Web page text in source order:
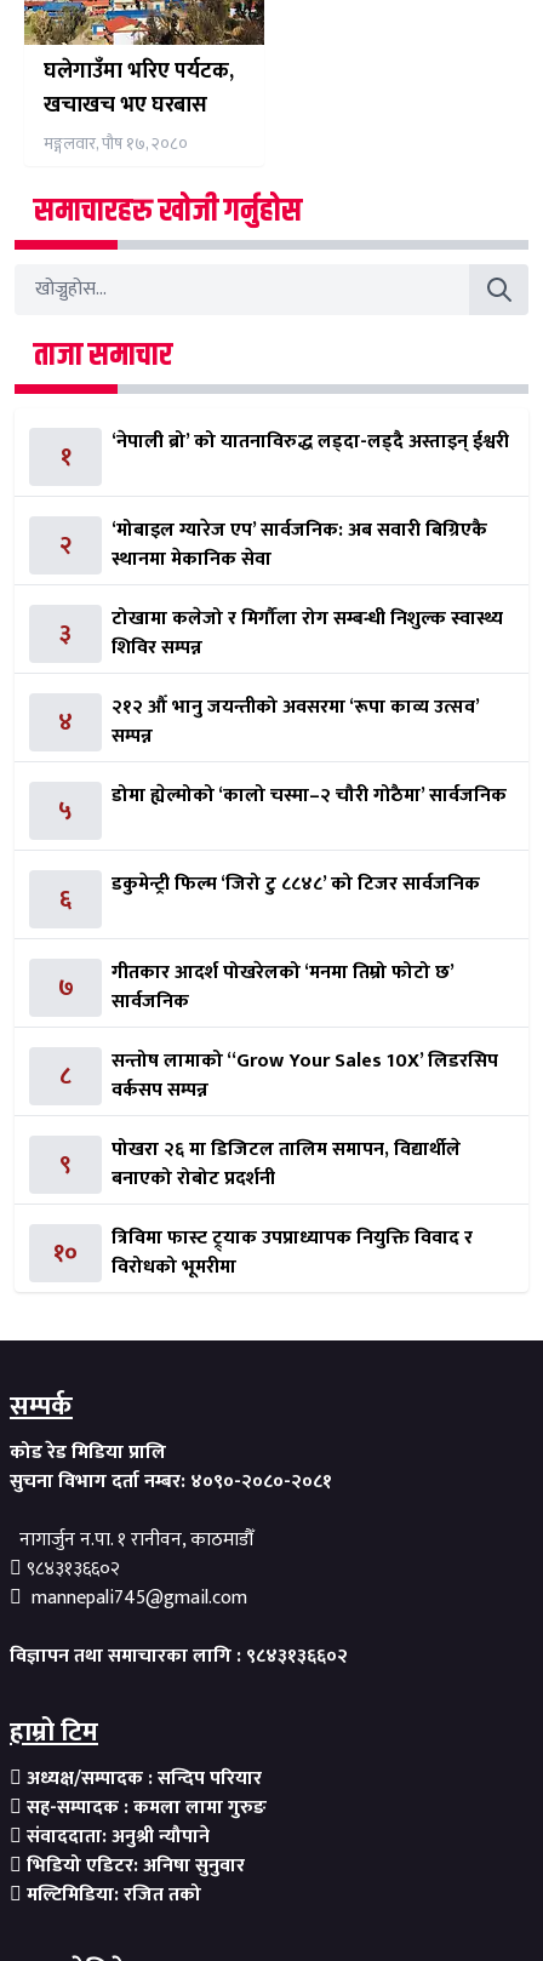
घलेगाउँमा भरिए पर्यटक,
खचाखच भए घरबास
मङ्गलवार, पौष १७, २०८०
समाचारहरु खोजी गर्नुहोस
ताजा समाचार
१ ‘नेपाली ब्रो’ को यातनाविरुद्ध लड्दा-लड्दै अस्ताइन् ईश्वरी
२
‘मोबाइल ग्यारेज एप’ सार्वजनिक: अब सवारी बिग्रिएकै
स्थानमा मेकानिक सेवा
३
टोखामा कलेजो र मिर्गौला रोग सम्बन्धी निशुल्क स्वास्थ्य
शिविर सम्पन्न
४
२१२ औँ भानु जयन्तीको अवसरमा ‘रूपा काव्य उत्सव’
सम्पन्न
५ डोमा ह्येल्मोको ‘कालो चस्मा–२ चौरी गोठैमा’ सार्वजनिक
६ डकुमेन्ट्री फिल्म ‘जिरो टु ८८४८’ को टिजर सार्वजनिक
७
गीतकार आदर्श पोखरेलको ‘मनमा तिम्रो फोटो छ’
सार्वजनिक
८
सन्तोष लामाको ‘‘Grow Your Sales 10X’ लिडरसिप
वर्कसप सम्पन्न
९
पोखरा २६ मा डिजिटल तालिम समापन, विद्यार्थीले
बनाएको रोबोट प्रदर्शनी
१०
त्रिविमा फास्ट ट्र्याक उपप्राध्यापक नियुक्ति विवाद र
विरोधको भूमरीमा
सम्पर्क
कोड रेड मिडिया प्रालि
सुचना विभाग दर्ता नम्बर: ४०९०-२०८०-२०८१
नागार्जुन न.पा. १ रानीवन, काठमाडौँ
९८४३१३६६०२
mannepali745@gmail.com
विज्ञापन तथा समाचारका लागि : ९८४३१३६६०२
हाम्रो टिम
अध्यक्ष/सम्पादक : सन्दिप परियार
सह-सम्पादक : कमला लामा गुरुङ
संवाददाता: अनुश्री न्यौपाने
भिडियो एडिटर: अनिषा सुनुवार
मल्टिमिडिया: रजित तको